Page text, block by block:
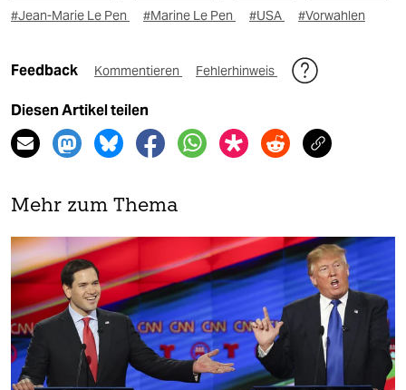
#Jean-Marie Le Pen
#Marine Le Pen #USA #Vorwahlen
Feedback Kommentieren Fehlerhinweis
Diesen Artikel teilen
Mehr zum Thema